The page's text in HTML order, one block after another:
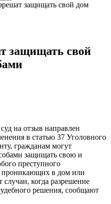
защищать свой дом
защищать свой
на отзыв направлен
в статью 37 Уголовного
гражданам могут
защищать свою и
преступного
проникающих в дом или
случаи, когда разрешение
решения, сообщают